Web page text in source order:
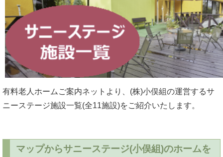
有料老人ホームご案内ネットより、(株)小俣組の運営するサ
ニーステージ施設一覧(全11施設)をご紹介いたします。
マップからサニーステージ(小俣組)のホームを